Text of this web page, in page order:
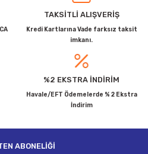
bulunuyor.
pahalı.
olmalı.
TAKSİTLİ ALIŞVERİŞ
Kredi Kartlarına Vade farksız taksit
imkanı.
%2 EKSTRA İNDİRİM
Havale/EFT Ödemelerde % 2 Ekstra
İndirim
ABONELİĞİ